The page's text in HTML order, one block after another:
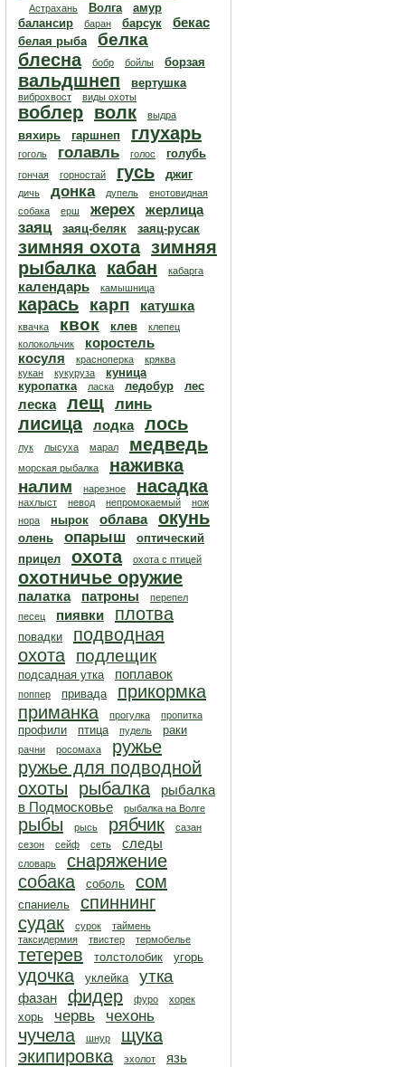
Астрахань Волга
амур
балансир
баран барсук бекас
белая рыба белка
блесна бобр бойлы борзая
вальдшнеп вертушка
виброхвост виды охоты
воблер волк выдра
вяхирь гаршнеп глухарь
гоголь голавль голос голубь
гончая горностай гусь джиг
дичь донка дупель
енотовидная
собака
ерш жерех жерлица
заяц заяц-беляк заяц-русак
зимняя охота зимняя
рыбалка кабан кабарга
календарь камышница
карась карп катушка
квачка квок клев
клепец
колокольчик
коростель
косуля
красноперка
кряква
кукан
кукуруза
куница
куропатка
ласка ледобур лес
леска лещ линь
лисица лодка лось
лук лысуха марал медведь
морская рыбалка наживка
налим нарезное насадка
нахлыст невод непромокаемый
нож
нора
нырок облава окунь
олень опарыш
оптический
прицел
охота охота с птицей
охотничье оружие
палатка патроны
перепел
песец
пиявки плотва
повадки
подводная
охота
подлещик
подсадная утка поплавок
поппер привада
прикормка
приманка
прогулка пропитка
профили птица пудель раки
рачни росомаха
ружье
ружье для подводной
охоты
рыбалка
рыбалка
в Подмосковье
рыбалка на Волге
рыбы рысь рябчик
сазан
сезон
сейф сеть следы
словарь
снаряжение
собака
соболь сом
спаниель
спиннинг
судак
сурок
таймень
таксидермия
твистер термобелье
тетерев толстолобик угорь
удочка уклейка утка
фазан фидер фуро хорек
хорь червь чехонь
чучела шнур
щука
экипировка
эхолот язь